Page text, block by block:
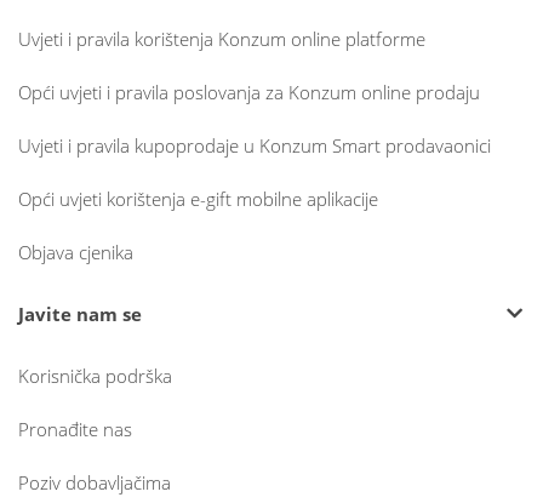
Uvjeti i pravila korištenja Konzum online platforme
Opći uvjeti i pravila poslovanja za Konzum online prodaju
Uvjeti i pravila kupoprodaje u Konzum Smart prodavaonici
Opći uvjeti korištenja e-gift mobilne aplikacije
Objava cjenika
Javite nam se
Korisnička podrška
Pronađite nas
Poziv dobavljačima